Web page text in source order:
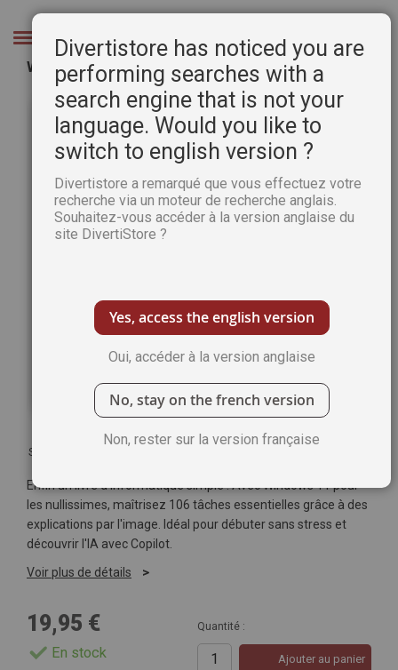
Chercher
Windows 11 pour les nullissimes 3e édition
Passer
galerie
d’images
Soyez le premier à commenter ce produit
Enfin un livre d'informatique simple ! Avec Windows 11 pour
les nullissimes, maîtrisez 106 tâches essentielles grâce à des
explications par l'image. Idéal pour débuter sans stress et
découvrir l'IA avec Copilot.
Voir plus de détails
19,95 €
En stock
Quantité :
Ajouter au panier
Divertistore has noticed you are
performing searches with a
search engine that is not your
language. Would you like to
switch to english version ?
Divertistore a remarqué que vous effectuez votre
recherche via un moteur de recherche anglais.
Souhaitez-vous accéder à la version anglaise du
site DivertiStore ?
Yes, access the english version
Oui, accéder à la version anglaise
No, stay on the french version
Non, rester sur la version française